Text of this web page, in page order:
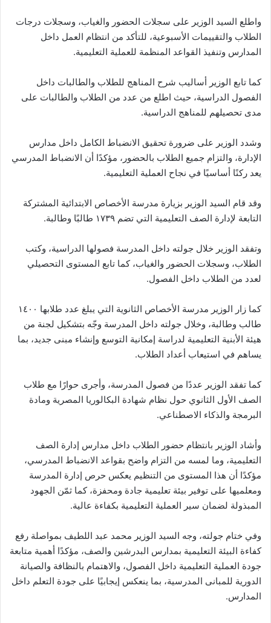
واطلع السيد الوزير على سجلات الحضور والغياب، وسجلات درجات
الطلاب والتقييمات الأسبوعية، للتأكد من انتظام العمل داخل
المدارس وتنفيذ القواعد المنظمة للعملية التعليمية.
كما تابع الوزير أساليب شرح المناهج للطلاب والطالبات داخل
الفصول الدراسية، حيث اطلع من عدد من الطلاب والطالبات على
مدى تحصيلهم للمناهج الدراسية.
وشدد الوزير على ضرورة تحقيق الانضباط الكامل داخل مدارس
الإدارة، والتزام جميع الطلاب بالحضور، مؤكدًا أن الانضباط المدرسي
يعد ركنًا أساسيًا في نجاح العملية التعليمية.
وقد قام السيد الوزير بزيارة مدرسة الأخصاص الابتدائية المشتركة
التابعة لإدارة الصف التعليمية التي تضم ١٧٣٩ طالبًا وطالبة.
وتفقد الوزير خلال جولته داخل المدرسة فصولها الدراسية، وكتب
الطلاب، وسجلات الحضور والغياب، كما تابع المستوى التحصيلي
لعدد من الطلاب داخل الفصول.
كما زار الوزير مدرسة الأخصاص الثانوية التي يبلغ عدد طلابها ١٤٠٠
طالب وطالبة، وخلال جولته داخل المدرسة وجّه بتشكيل لجنة من
هيئة الأبنية التعليمية لدراسة إمكانية التوسع وإنشاء مبنى جديد، بما
يساهم في استيعاب أعداد الطلاب.
كما تفقد الوزير عددًا من فصول المدرسة، وأجرى حوارًا مع طلاب
الصف الأول الثانوي حول نظام شهادة البكالوريا المصرية ومادة
البرمجة والذكاء الاصطناعي.
وأشاد الوزير بانتظام حضور الطلاب داخل مدارس إدارة الصف
التعليمية، وما لمسه من التزام واضح بقواعد الانضباط المدرسي،
مؤكدًا أن هذا المستوى من التنظيم يعكس حرص إدارة المدرسة
ومعلميها على توفير بيئة تعليمية جادة ومحفزة، كما ثمّن الجهود
المبذولة لضمان سير العملية التعليمية بكفاءة عالية.
وفي ختام جولته، وجه السيد الوزير محمد عبد اللطيف بمواصلة رفع
كفاءة البيئة التعليمية بمدارس البدرشين والصف، مؤكدًا أهمية متابعة
جودة العملية التعليمية داخل الفصول، والاهتمام بالنظافة والصيانة
الدورية للمبانى المدرسية، بما ينعكس إيجابيًا على جودة التعلم داخل
المدارس.